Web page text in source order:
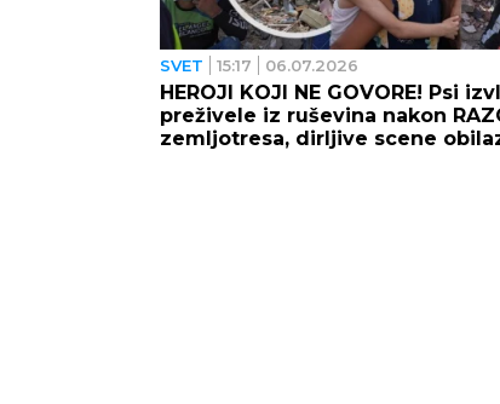
SVET 15:17 06.07.2026
HEROJI KOJI NE GOVORE! Psi
preživele iz ruševina nakon
zemljotresa, dirljive scene